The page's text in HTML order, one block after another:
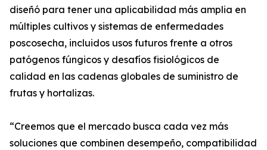
diseñó para tener una aplicabilidad más amplia en
múltiples cultivos y sistemas de enfermedades
poscosecha, incluidos usos futuros frente a otros
patógenos fúngicos y desafíos fisiológicos de
calidad en las cadenas globales de suministro de
frutas y hortalizas.
“Creemos que el mercado busca cada vez más
soluciones que combinen desempeño, compatibilidad